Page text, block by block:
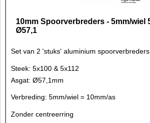
10mm Spoorverbreders - 5mm/wiel
Ø57,1
Set van 2 'stuks' aluminium spoorverbreders.
Steek: 5x100 & 5x112
Asgat: Ø57,1mm
Verbreding: 5mm/wiel = 10mm/as
Zonder centreerring